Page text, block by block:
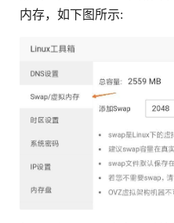
内存，如下图所示: